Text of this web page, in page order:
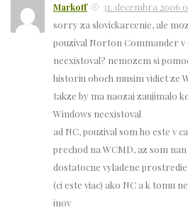
Markoff
31. decembra 2006 o
sorry za slovickarcenie, ale
pouzival Norton Commander v
neexistoval? nemozem si
historiu oboch musim vidiet ze
takze by ma naozaj zaujimalo
Windows neexistoval
ad NC, pouzival som ho este v
prechod na WCMD, az som
dostatocne vyladene
(ci este viac) ako NC a k tomu
inov